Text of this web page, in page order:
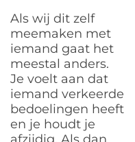
Als wij dit zelf
meemaken met
iemand gaat het
meestal anders.
Je voelt aan dat
iemand verkeerde
bedoelingen heeft
en je houdt je